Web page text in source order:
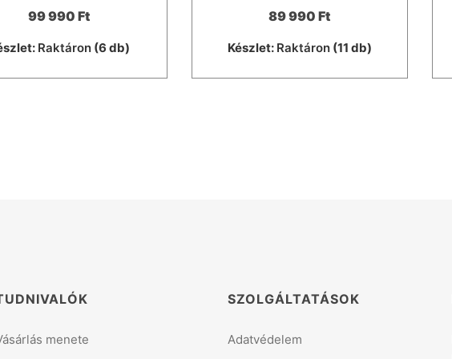
99 990 Ft
Raktáron(6 db)
89 990 Ft
Készlet: Raktáron(11 db)
menete
SZOLGÁLTATÁSOK
Adatvédelem